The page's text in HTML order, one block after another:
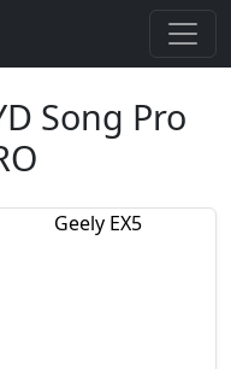
Song Pro